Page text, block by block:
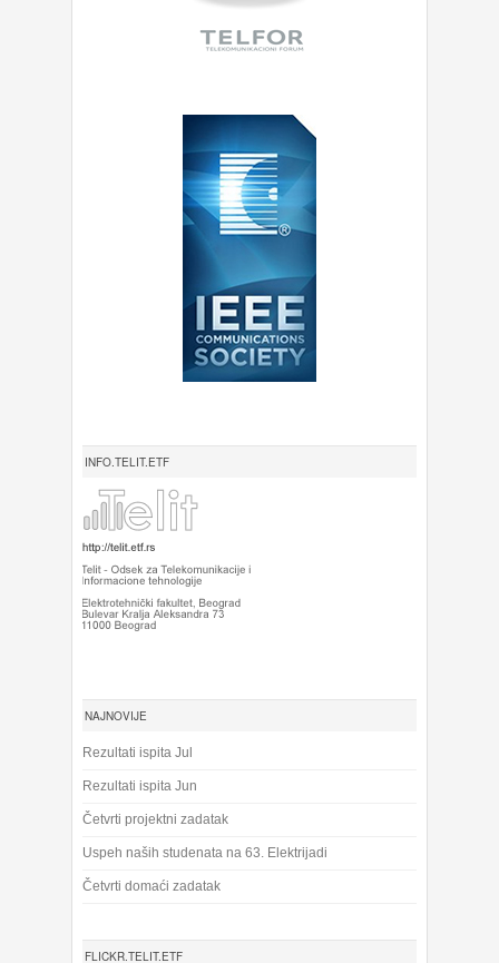
INFO.TELIT.ETF
NAJNOVIJE
Rezultati ispita Jul
Rezultati ispita Jun
Četvrti projektni zadatak
Uspeh naših studenata na 63. Elektrijadi
Četvrti domaći zadatak
FLICKR.TELIT.ETF